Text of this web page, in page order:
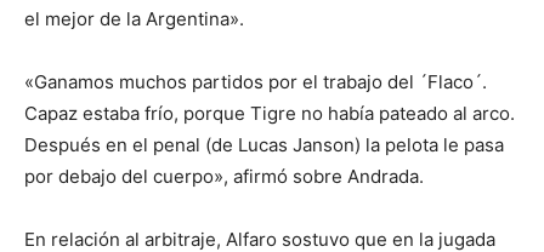
el mejor de la Argentina».
«Ganamos muchos partidos por el trabajo del ´Flaco´.
Capaz estaba frío, porque Tigre no había pateado al arco.
Después en el penal (de Lucas Janson) la pelota le pasa
por debajo del cuerpo», afirmó sobre Andrada.
En relación al arbitraje, Alfaro sostuvo que en la jugada